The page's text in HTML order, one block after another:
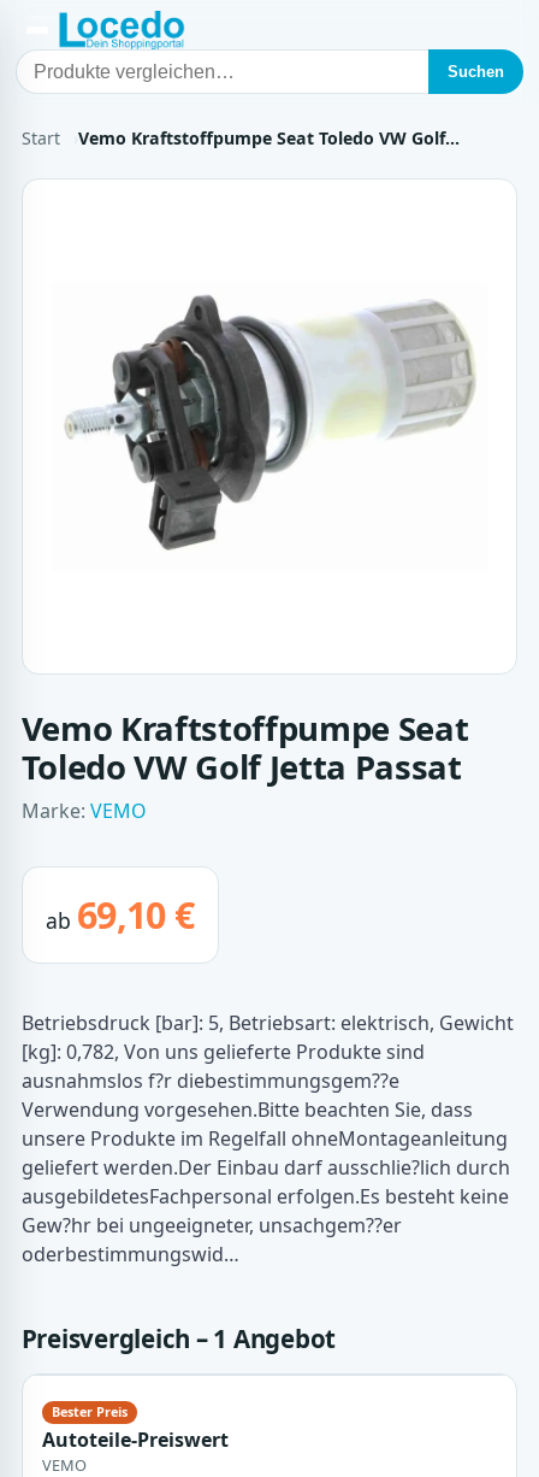
Suchen
Start Vemo Kraftstoffpumpe Seat Toledo VW Golf…
Vemo Kraftstoffpumpe Seat
Toledo VW Golf Jetta Passat
Marke: VEMO
ab 69,10 €
Betriebsdruck [bar]: 5, Betriebsart: elektrisch, Gewicht
[kg]: 0,782, Von uns gelieferte Produkte sind
ausnahmslos f?r diebestimmungsgem??e
Verwendung vorgesehen.Bitte beachten Sie, dass
unsere Produkte im Regelfall ohneMontageanleitung
geliefert werden.Der Einbau darf ausschlie?lich durch
ausgebildetesFachpersonal erfolgen.Es besteht keine
Gew?hr bei ungeeigneter, unsachgem??er
oderbestimmungswid…
Preisvergleich – 1 Angebot
Autoteile-Preiswert
VEMO